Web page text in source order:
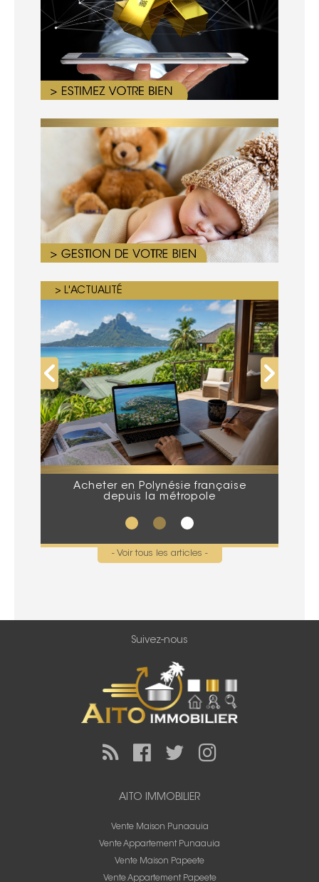
> L'ACTUALITÉ
Acheter en Polynésie française
depuis la métropole
- Voir tous les articles -
Suivez-nous
AITO IMMOBILIER
Vente Maison Punaauia
Vente Appartement Punaauia
Vente Maison Papeete
Vente Appartement Papeete